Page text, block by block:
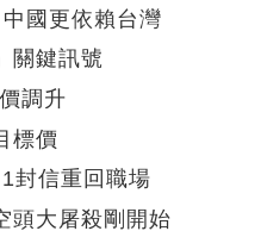
國更依賴台灣
關鍵訊號
調升
標價
封信重回職場
頭大屠殺剛開始